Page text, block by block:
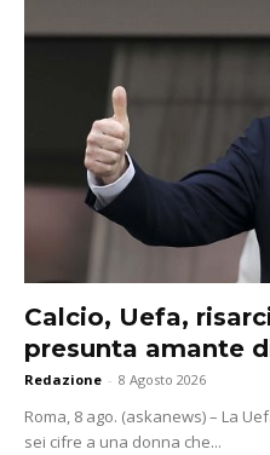
Calcio, Uefa,
presunta amante
Redazione - 8 Agosto 2026
Roma, 8 ago. (askanews) – La
sei cifre a una donna che...